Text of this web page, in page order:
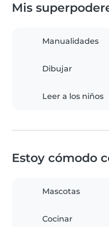
Mis
Manualidades
Dibujar
Leer a los niños
Estoy cómodo
Mascotas
Cocinar